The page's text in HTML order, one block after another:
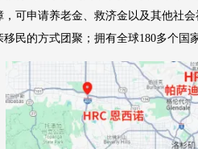
，可申请养老金、救济金以及其他社
移民的方式团聚；拥有全球180多个国